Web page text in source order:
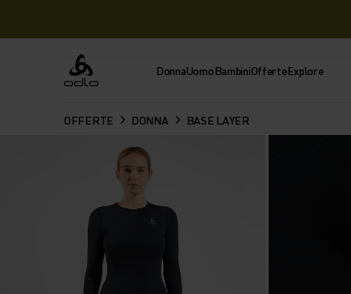
Odlo DonnaUomoBambiniOfferteExplore
OFFERTE DONNA BASE LAYER